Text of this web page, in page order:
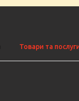
Товари та